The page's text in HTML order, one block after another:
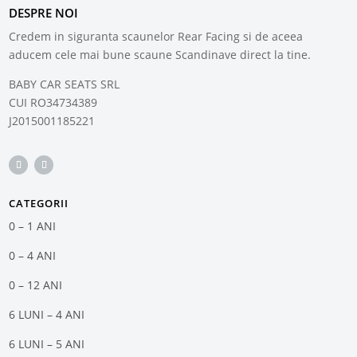
DESPRE NOI
Credem in siguranta scaunelor Rear Facing si de aceea
aducem cele mai bune scaune Scandinave direct la tine.
BABY CAR SEATS SRL
CUI RO34734389
J2015001185221
CATEGORII
0 – 1 ANI
0 – 4 ANI
0 – 12 ANI
6 LUNI – 4 ANI
6 LUNI – 5 ANI